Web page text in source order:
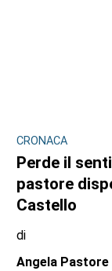
CRONACA
Perde il
pastore
Castello
di
Angela Pastore